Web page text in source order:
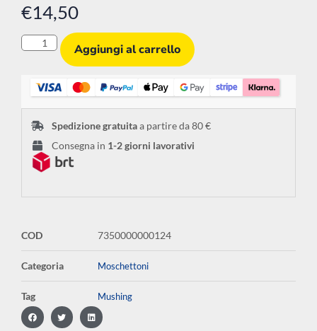
€14,50
Aggiungi al carrello
Spedizione gratuitaa partire da 80 €
Consegna in 1-2 giorni lavorativi
COD 7350000000124
Categoria Moschettoni
Tag Mushing